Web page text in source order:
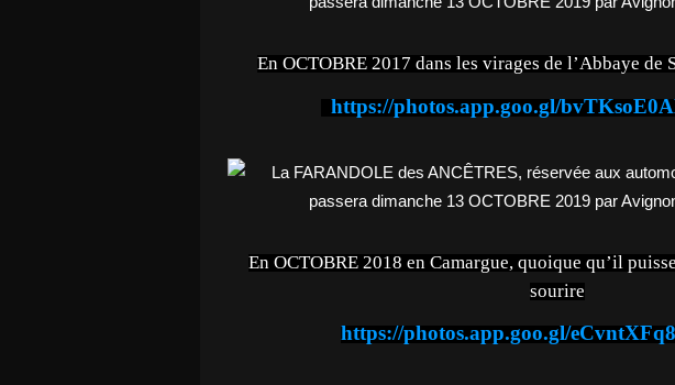
En OCTOBRE 2017 dans les virages de l’Abbaye
https://photos.app.goo.gl/
En OCTOBRE 2018 en Camargue, quoique qu’il
sourire
https://photos.app.goo.gl/